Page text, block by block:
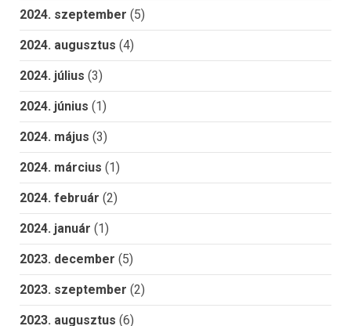
2024. szeptember (5)
2024. augusztus (4)
2024. július (3)
2024. június (1)
2024. május (3)
2024. március (1)
2024. február (2)
2024. január (1)
2023. december (5)
2023. szeptember (2)
2023. augusztus (6)